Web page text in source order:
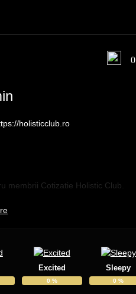
0
holisticclub.ro
membrii Cotizatie Holistic Club.
Excited
0 %
Sleepy
0 %